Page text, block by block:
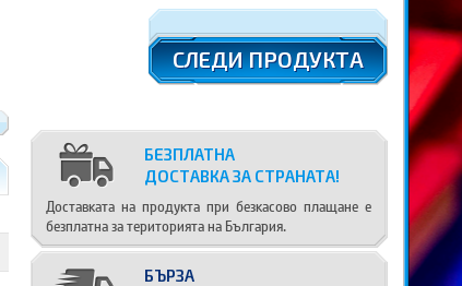
СЛЕДИ ПРОДУКТА
БЕЗПЛАТНА
ДОСТАВКА ЗА СТРАНАТА!
Доставката на продукта при безкасово плащане е
безплатна за територията на България.
БЪРЗА